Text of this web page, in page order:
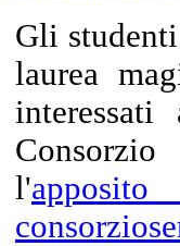
Gli
laurea
l'